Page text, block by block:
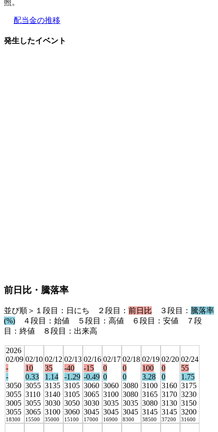
照。
配当金の推移
発生したイベント
前日比・騰落率
並び順＞１段目：日にち ２段目： 前日比 ３段目： 騰落率
(%) ４段目：始値 ５段目：高値 ６段目：安値 ７段
目：終値 ８段目：出来高
2026
02/09
-
-
3050
3055
3005
3055
18300
02/10
10
0.33
3055
3110
3055
3065
15500
02/12
35
1.14
3135
3140
3030
3100
35000
02/13
-40
-1.29
3105
3105
3050
3060
15100
02/16
-15
-0.49
3060
3065
3030
3045
17000
02/17
0
0
3060
3100
3035
3045
16900
02/18
0
0
3080
3080
3035
3045
8300
02/19
100
3.28
3100
3165
3080
3145
38500
02/20
0
0
3160
3170
3130
3145
37200
02/24
55
1.75
3175
3230
3150
3200
31600